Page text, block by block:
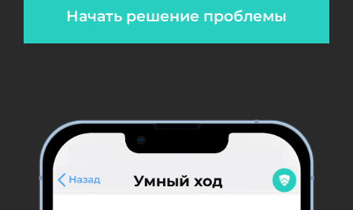
Начать решение проблемы